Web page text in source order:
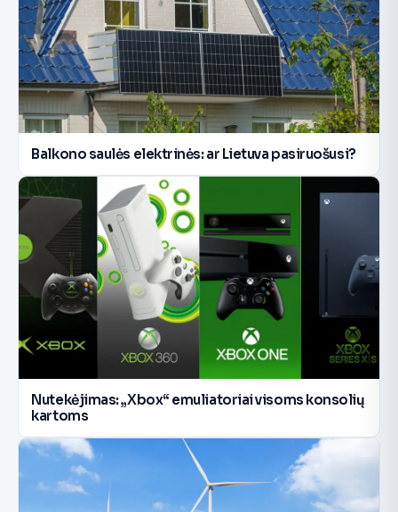
Balkono saulės elektrinės: ar Lietuva pasiruošusi?
Nutekėjimas: „Xbox“ emuliatoriai visoms konsolių
kartoms